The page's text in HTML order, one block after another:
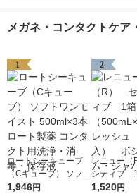
メガネ・コンタクトケア
1
ロートシーキューブ
（Cキューブ） ソフト
ワンモイスト 500ml×
1,946円
2
レニュー
シティブ
mL×2本+フ
1,520円